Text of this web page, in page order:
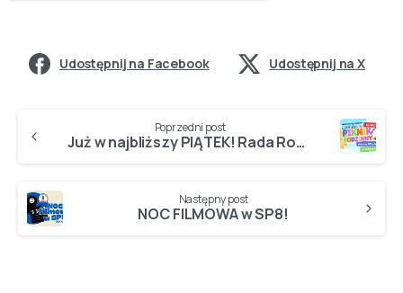
Udostępnij na Facebook Udostępnij na X
Poprzedni post
Już w najbliższy PIĄTEK! Rada Rodziców ZAPRASZA na PIKNIK RODZINNY!
Następny post
NOC FILMOWA w SP8!